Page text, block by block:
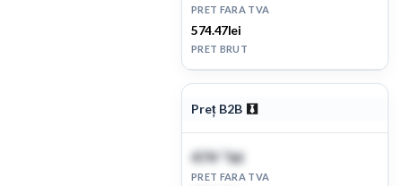
PRET FARA TVA
574.47lei
PRET BRUT
Preț B2B
474 lei
PRET FARA TVA